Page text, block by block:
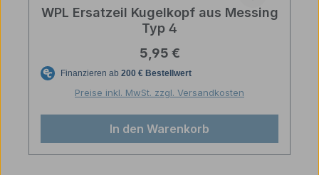
WPL Ersatzeil Kugelkopf aus Messing
Typ 4
Regulärer Preis:
5,95 €
Preise inkl. MwSt. zzgl. Versandkosten
In den Warenkorb